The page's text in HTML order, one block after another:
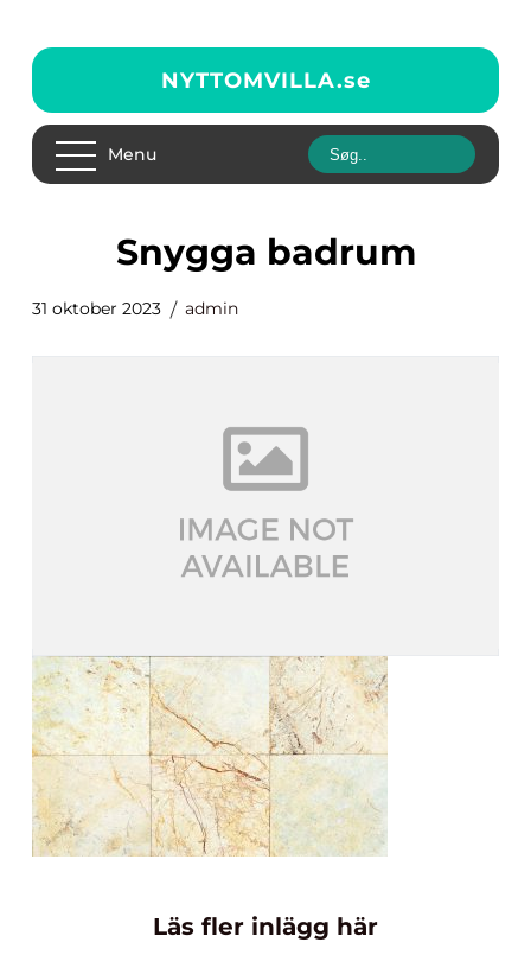
NYTTOMVILLA.se
Menu
snygga badrum
31 oktober 2023 admin
Läs fler inlägg här